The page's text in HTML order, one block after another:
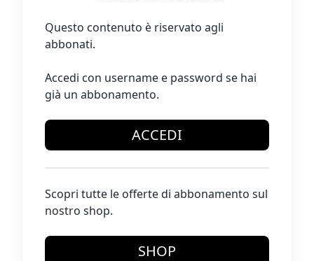
Questo contenuto è riservato agli
abbonati.
Accedi con username e password se hai
già un abbonamento.
ACCEDI
Scopri tutte le offerte di abbonamento sul
nostro shop.
SHOP